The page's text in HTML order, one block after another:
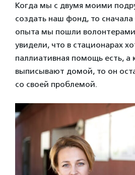
Когда мы с двумя моими
создать наш фонд, то сначала
опыта мы пошли
увидели, что в стационарах
паллиативная помощь есть, а
выписывают домой, то он
со своей проблемой.